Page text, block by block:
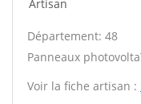
Artisan
Département: 48
Panneaux
Voir la fiche artisan :